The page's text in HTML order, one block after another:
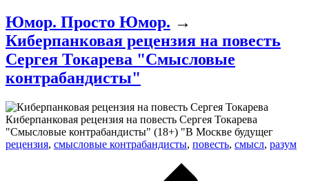
Юмор. Просто Юмор. →
Киберпанковая рецензия на повесть
Сергея Токарева "Смысловые
контрабандисты"
Киберпанковая рецензия на повесть Сергея Токарева
"Смысловые контрабандисты" (18+) "В Москве будущег
рецензия, смысловые контрабандисты, повесть, смысл, разум